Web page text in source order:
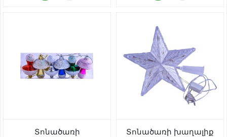
Տոնածառի
Տոնածառի խաղալիք